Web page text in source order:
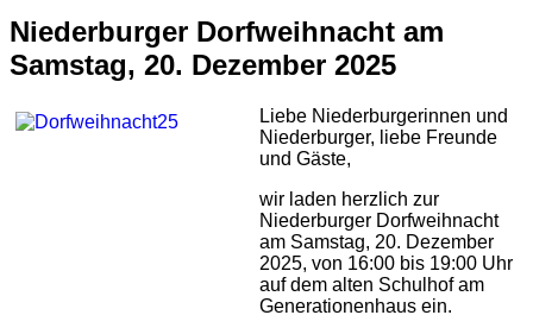
Niederburger Dorfweihnacht am
Samstag, 20. Dezember 2025
Liebe Niederburgerinnen und
Niederburger, liebe Freunde
und Gäste,
wir laden herzlich zur
Niederburger Dorfweihnacht
am Samstag, 20. Dezember
2025, von 16:00 bis 19:00 Uhr
auf dem alten Schulhof am
Generationenhaus ein.